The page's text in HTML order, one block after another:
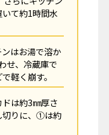
て約1時間水
はお湯で溶か
せ、冷蔵庫で
軽く崩す。
は約3㎜厚さ
切りに、①は約